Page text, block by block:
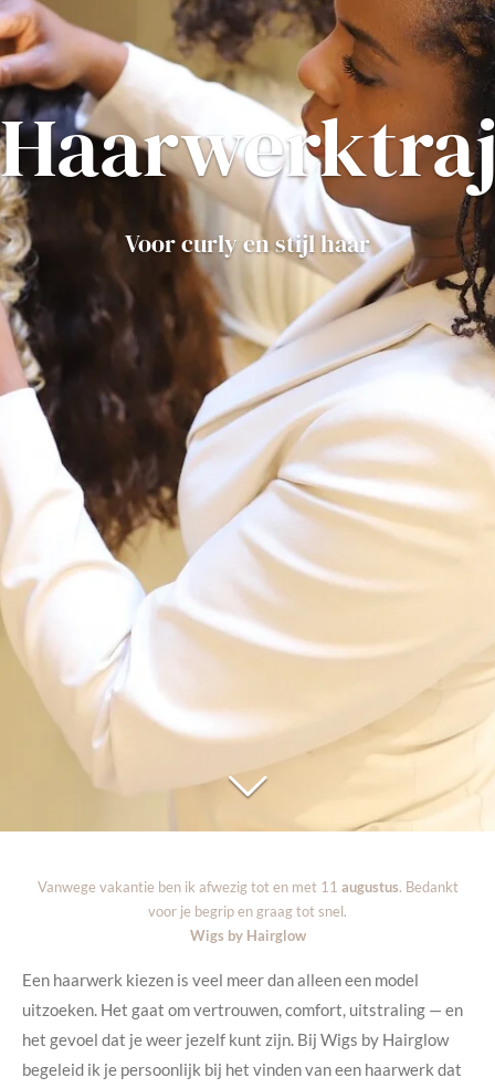
Voor curly en stijl haar
Vanwege vakantie ben ik afwezig tot en met 11 augustus. Bedankt
voor je begrip en graag tot snel.
Wigs by Hairglow
Een haarwerk kiezen is veel meer dan alleen een model
uitzoeken. Het gaat om vertrouwen, comfort, uitstraling — en
het gevoel dat je weer jezelf kunt zijn. Bij Wigs by Hairglow
begeleid ik je persoonlijk bij het vinden van een haarwerk dat